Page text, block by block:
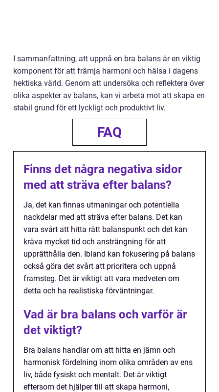
I sammanfattning, att uppnå en bra balans är en viktig
komponent för att främja harmoni och hälsa i dagens
hektiska värld. Genom att undersöka och reflektera över
olika aspekter av balans, kan vi arbeta mot att skapa en
stabil grund för ett lyckligt och produktivt liv.
FAQ
Finns det några negativa sidor
med att sträva efter balans?
Ja, det kan finnas utmaningar och potentiella
nackdelar med att sträva efter balans. Det kan
vara svårt att hitta rätt balanspunkt och det kan
kräva mycket tid och ansträngning för att
upprätthålla den. Ibland kan fokusering på balans
också göra det svårt att prioritera och uppnå
framsteg. Det är viktigt att vara medveten om
detta och ha realistiska förväntningar.
Vad är bra balans och varför är
det viktigt?
Bra balans handlar om att hitta en jämn och
harmonisk fördelning inom olika områden av ens
liv, både fysiskt och mentalt. Det är viktigt
eftersom det hjälper till att skapa harmoni,